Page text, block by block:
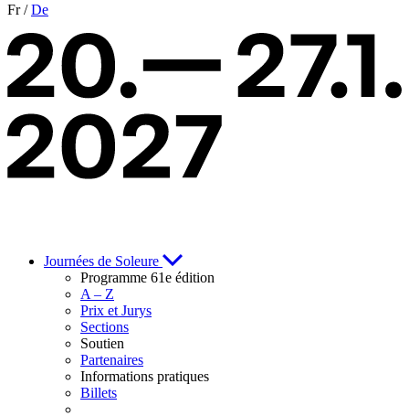
Fr /De
Journées de Soleure
Programme 61e édition
A – Z
Prix et Jurys
Sections
Soutien
Partenaires
Informations pratiques
Billets